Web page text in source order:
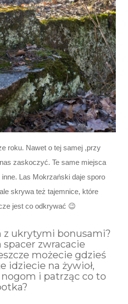
roku. Nawet o tej samej ,przy
zaskoczyć. Te same miejsca
inne. Las Mokrzański daje sporo
skrywa też tajemnice, które
jest co odkrywać 😉
z ukrytymi bonusami?
zwracacie
możecie gdzieś
idziecie na żywioł,
i patrząc co to